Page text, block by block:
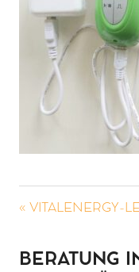
« VITALENERGY-
BERATUNG